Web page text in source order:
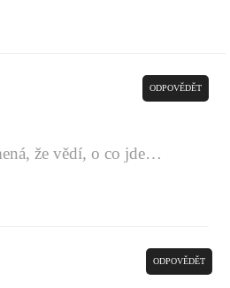
ODPOVĚDĚT
že vědí, o co jde…
ODPOVĚDĚT